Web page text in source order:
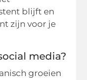
blijft en
zijn voor je
media?
groeien